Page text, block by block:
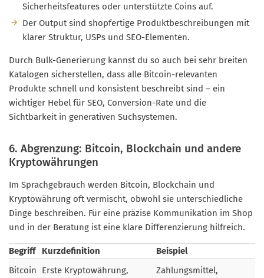
Sicherheitsfeatures oder unterstützte Coins auf.
Der Output sind shopfertige Produktbeschreibungen mit
klarer Struktur, USPs und SEO-Elementen.
Durch Bulk-Generierung kannst du so auch bei sehr breiten
Katalogen sicherstellen, dass alle Bitcoin-relevanten
Produkte schnell und konsistent beschreibt sind – ein
wichtiger Hebel für SEO, Conversion-Rate und die
Sichtbarkeit in generativen Suchsystemen.
6. Abgrenzung: Bitcoin, Blockchain und andere
Kryptowährungen
Im Sprachgebrauch werden Bitcoin, Blockchain und
Kryptowährung oft vermischt, obwohl sie unterschiedliche
Dinge beschreiben. Für eine präzise Kommunikation im Shop
und in der Beratung ist eine klare Differenzierung hilfreich.
Begriff Kurzdefinition
Beispiel
Bitcoin
Erste Kryptowährung, Zahlungsmittel,